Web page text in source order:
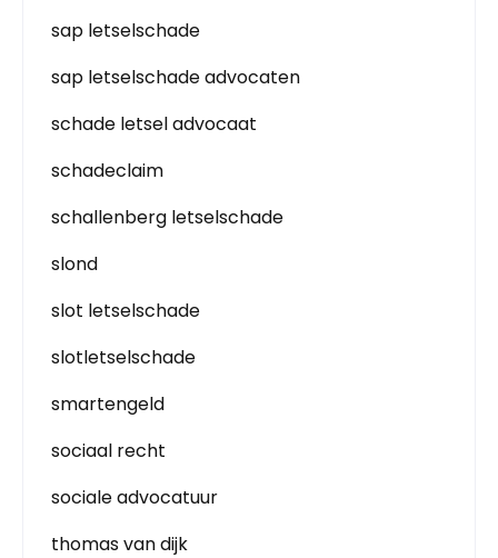
sap letselschade
sap letselschade advocaten
schade letsel advocaat
schadeclaim
schallenberg letselschade
slond
slot letselschade
slotletselschade
smartengeld
sociaal recht
sociale advocatuur
thomas van dijk